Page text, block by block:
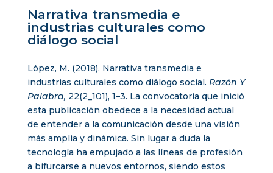
Narrativa transmedia e
industrias culturales como
diálogo social
López, M. (2018). Narrativa transmedia e
industrias culturales como diálogo social. Razón Y
Palabra, 22(2_101), 1–3. La convocatoria que inició
esta publicación obedece a la necesidad actual
de entender a la comunicación desde una visión
más amplia y dinámica. Sin lugar a duda la
tecnología ha empujado a las líneas de profesión
a bifurcarse a nuevos entornos, siendo estos